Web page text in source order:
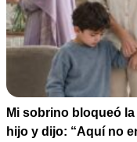
Mi sobrino bloqueó
hijo y dijo: “Aquí no